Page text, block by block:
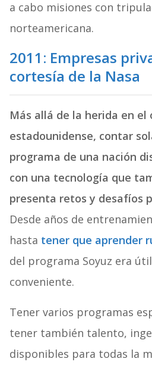
a cabo misiones con
norteamericana.
2011: Empresas
cortesía de la Nasa
Más allá de la herida en el
estadounidense, contar
programa de una nación
con una tecnología que
presenta retos y desafíos
Desde años de
hasta tener que aprender
del programa Soyuz era
conveniente.
Tener varios programas
tener también talento,
disponibles para todas la